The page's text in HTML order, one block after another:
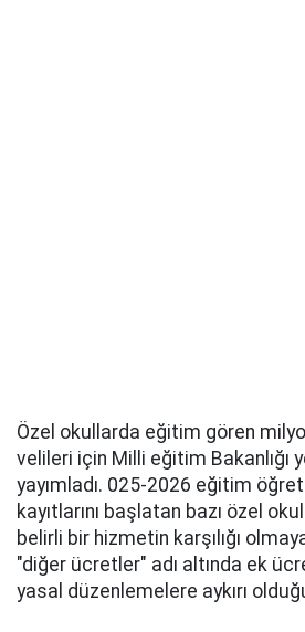
Özel okullarda eğitim gören
velileri için Milli eğitim Bakanlığı
yayımladı. 025-2026 eğitim
kayıtlarını başlatan bazı özel
belirli bir hizmetin karşılığı
"diğer ücretler" adı altında ek
yasal düzenlemelere aykırı